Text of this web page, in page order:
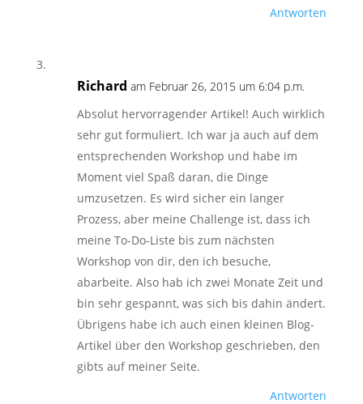
Antworten
Richard am Februar 26, 2015 um 6:04 p.m.
Absolut hervorragender Artikel! Auch wirklich
sehr gut formuliert. Ich war ja auch auf dem
entsprechenden Workshop und habe im
Moment viel Spaß daran, die Dinge
umzusetzen. Es wird sicher ein langer
Prozess, aber meine Challenge ist, dass ich
meine To-Do-Liste bis zum nächsten
Workshop von dir, den ich besuche,
abarbeite. Also hab ich zwei Monate Zeit und
bin sehr gespannt, was sich bis dahin ändert.
Übrigens habe ich auch einen kleinen Blog-
Artikel über den Workshop geschrieben, den
gibts auf meiner Seite.
Antworten